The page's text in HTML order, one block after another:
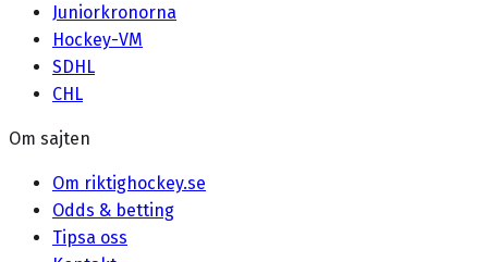
Juniorkronorna
Hockey-VM
SDHL
CHL
Om sajten
Om riktighockey.se
Odds & betting
Tipsa oss